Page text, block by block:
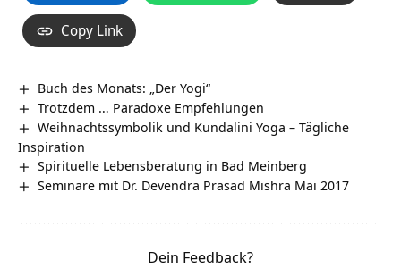
Copy Link
Buch des Monats: „Der Yogi“
Trotzdem … Paradoxe Empfehlungen
Weihnachtssymbolik und Kundalini Yoga – Tägliche
Inspiration
Spirituelle Lebensberatung in Bad Meinberg
Seminare mit Dr. Devendra Prasad Mishra Mai 2017
Dein Feedback?